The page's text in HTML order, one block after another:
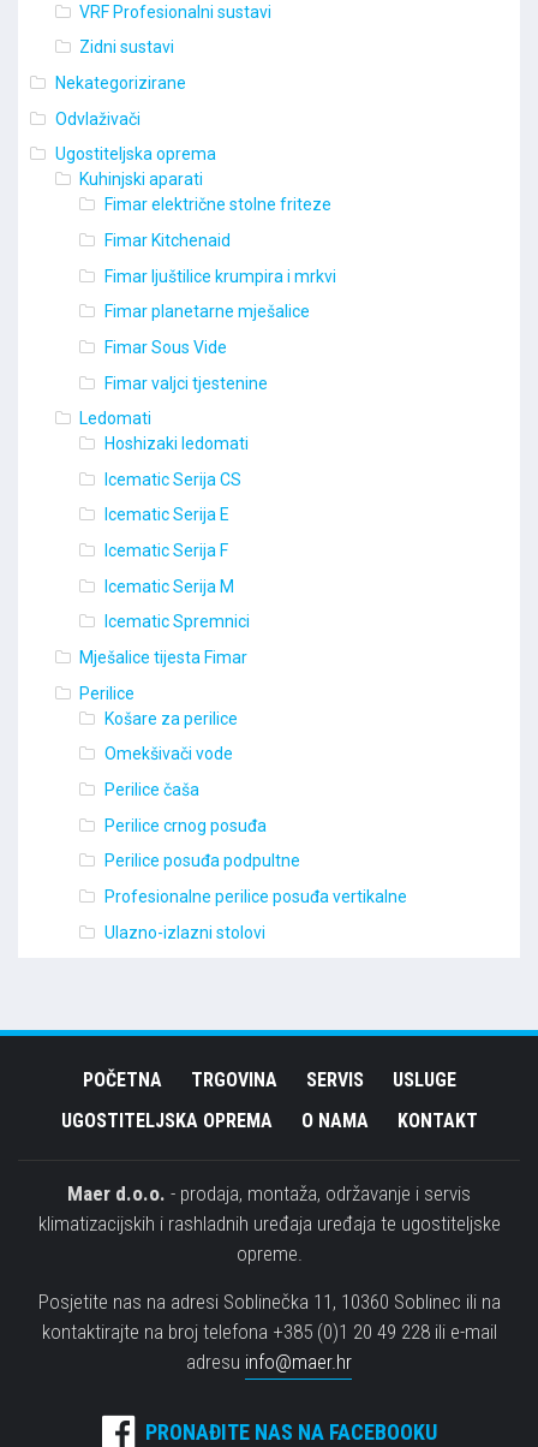
VRF Profesionalni sustavi
Zidni sustavi
Nekategorizirane
Odvlaživači
Ugostiteljska oprema
Kuhinjski aparati
Fimar električne stolne friteze
Fimar Kitchenaid
Fimar ljuštilice krumpira i mrkvi
Fimar planetarne mješalice
Fimar Sous Vide
Fimar valjci tjestenine
Ledomati
Hoshizaki ledomati
Icematic Serija CS
Icematic Serija E
Icematic Serija F
Icematic Serija M
Icematic Spremnici
Mješalice tijesta Fimar
Perilice
Košare za perilice
Omekšivači vode
Perilice čaša
Perilice crnog posuđa
Perilice posuđa podpultne
Profesionalne perilice posuđa vertikalne
Ulazno-izlazni stolovi
POČETNA TRGOVINA SERVIS
USLUGE
UGOSTITELJSKA OPREMA
O NAMA KONTAKT
Maer d.o.o. - prodaja, montaža, održavanje i servis
klimatizacijskih i rashladnih uređaja uređaja te ugostiteljske
opreme.
Posjetite nas na adresi Soblinečka 11, 10360 Soblinec ili na
kontaktirajte na broj telefona +385 (0)1 20 49 228 ili e-mail
adresu info@maer.hr
PRONAĐITE NAS NA FACEBOOKU